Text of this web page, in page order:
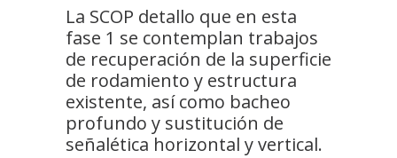
La SCOP detallo que en esta
fase 1 se contemplan trabajos
de recuperación de la superficie
de rodamiento y estructura
existente, así como bacheo
profundo y sustitución de
señalética horizontal y vertical.